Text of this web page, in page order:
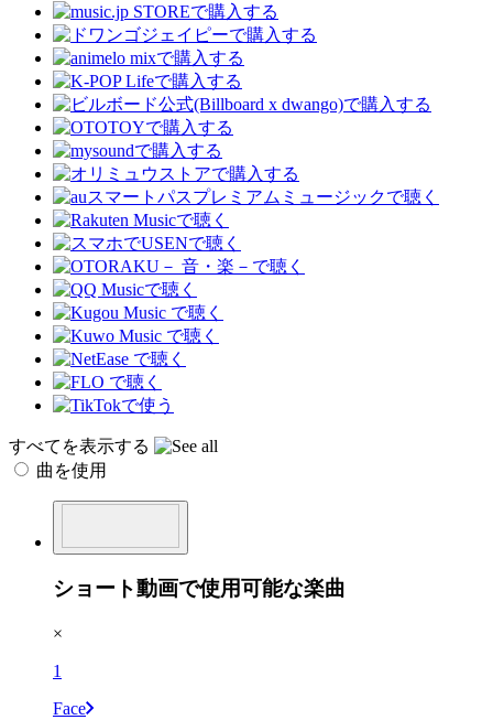
すべてを表示する
曲を使用
ショート動画で使用可能な楽曲
×
1
Face